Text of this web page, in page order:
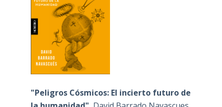
"Peligros Cósmicos: El incierto futuro de